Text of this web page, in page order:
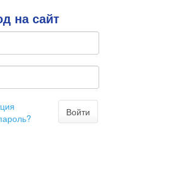
на сайт
Войти